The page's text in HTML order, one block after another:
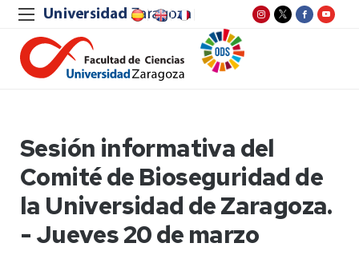
Sesión informativa del
Comité de Bioseguridad de
la Universidad de Zaragoza.
- Jueves 20 de marzo